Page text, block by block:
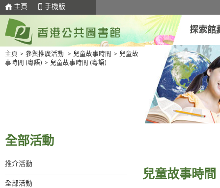
主頁 手機版
探索館
主頁 > 參與推廣活動 > 兒童故事時間 > 兒童故
事時間 (粵語) > 兒童故事時間 (粵語)
全部活動
推介活動
全部活動
兒童故事時間